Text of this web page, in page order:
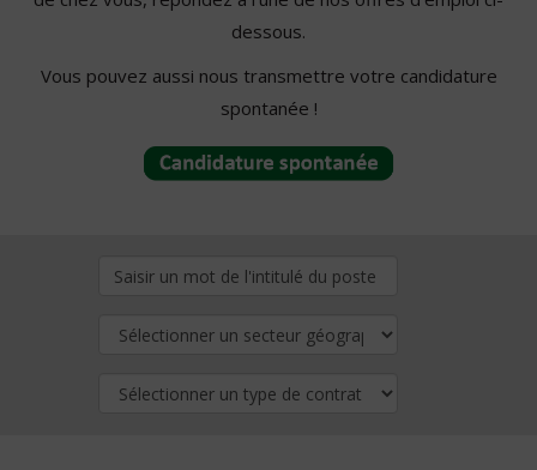
dessous.
Vous pouvez aussi nous transmettre votre candidature
spontanée !